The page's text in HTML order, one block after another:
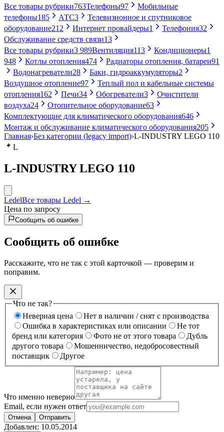
Все товары рубрики763Телефоны97
Мобильные
телефоны185 АТС3
Телевизионное и спутниковое
оборудование212 Интернет провайдеры1 Телефония32
Обслуживание средств связи13
Все товары рубрики3 989Вентиляция113 Кондиционеры1
948
Котлы отопления474 Радиаторы отопления, батареи91
Водонагреватели28 Баки, гидроаккумуляторы2
Воздушное отопление97
Теплый пол и кабельные системы
отопления162 Печи34 Обогреватели3
Очистители
воздуха24 Отопительное оборудование63
Комплектующие для климатического оборудования646
Монтаж и обслуживание климатического оборудования205
Главная›Без категории (legacy import)›L-INDUSTRY LEGO 110
L
L-INDUSTRY LEGO 110
LedelВсе товары Ledel →
Цена по запросу
Сообщить об ошибке
Сообщить об ошибке
Расскажите, что не так с этой карточкой — проверим и
поправим.
Что не так?
Неверная цена
Нет в наличии / снят с производства
Ошибка в характеристиках или описании
Не тот
бренд или категория
Фото не от этого товара
Дубль
другого товара
Мошенничество, недобросовестный
поставщик
Другое
Что именно неверно
Email, если нужен ответ
Отмена Отправить
Добавлен: 10.05.2014